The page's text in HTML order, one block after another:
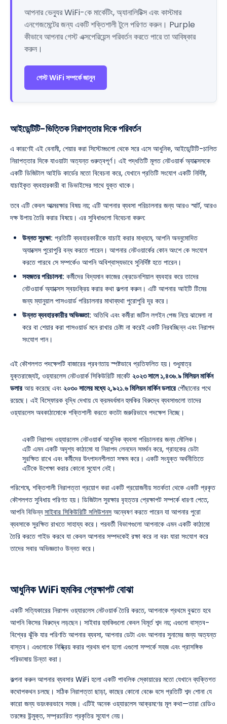
আপনার ভেন্যুর WiFi-কে মার্কেটিং, অ্যানালিটিক্স এবং কাস্টমার
এনগেজমেন্টের জন্য একটি শক্তিশালী টুলে পরিণত করুন। Purple
কীভাবে আপনার গেস্ট এক্সপেরিয়েন্স পরিবর্তন করতে পারে তা আবিষ্কার
করুন।
গেস্ট WiFi সম্পর্কে জানুন
আইডেন্টিটি-ভিত্তিক নিরাপত্তার দিকে পরিবর্তন
এ কারণেই এই বেনামী, শেয়ার করা সিস্টেমগুলো থেকে সরে এসে আধুনিক, আইডেন্টিটি-চালিত
নিরাপত্তার দিকে যাওয়াটা অত্যন্ত গুরুত্বপূর্ণ। এই পদ্ধতিটি মূলত নেটওয়ার্ক অ্যাক্সেসকে
একটি ডিজিটাল আইডি কার্ডের মতো বিবেচনা করে, যেখানে প্রতিটি সংযোগ একটি নির্দিষ্ট,
যাচাইকৃত ব্যবহারকারী বা ডিভাইসের সাথে যুক্ত থাকে।
তবে এটি কেবল আত্মরক্ষার বিষয় নয়; এটি আপনার ব্যবসা পরিচালনার জন্য আরও স্মার্ট, আরও
দক্ষ উপায় তৈরি করার বিষয়ে। এর সুবিধাগুলো বিবেচনা করুন:
উন্নত সুরক্ষা: প্রতিটি ব্যবহারকারীকে যাচাই করার মাধ্যমে, আপনি অননুমোদিত
অ্যাক্সেস পুরোপুরি বন্ধ করতে পারেন। আপনার নেটওয়ার্কের কোন অংশে কে সংযোগ
করতে পারবে সে সম্পর্কেও আপনি অবিশ্বাস্যভাবে সুনির্দিষ্ট হতে পারেন।
সহজতর পরিচালনা: কর্মীদের বিদ্যমান কাজের ক্রেডেনশিয়াল ব্যবহার করে তাদের
নেটওয়ার্ক অ্যাক্সেস স্বয়ংক্রিয় করার কথা কল্পনা করুন। এটি আপনার আইটি টিমের
জন্য ম্যানুয়াল পাসওয়ার্ড পরিচালনার মাথাব্যথা পুরোপুরি দূর করে।
উন্নত ব্যবহারকারীর অভিজ্ঞতা: অতিথি এবং কর্মীরা জটিল লগইন পেজ নিয়ে ঝামেলা না
করে বা শেয়ার করা পাসওয়ার্ড মনে রাখার চেষ্টা না করেই একটি নিরবচ্ছিন্ন এবং নিরাপদ
সংযোগ পান।
এই কৌশলগত পদক্ষেপটি বাজারের প্রবণতায় স্পষ্টভাবে প্রতিফলিত হয়। শুধুমাত্র
যুক্তরাজ্যেই, ওয়্যারলেস নেটওয়ার্ক সিকিউরিটি মার্কেট ২০২৩ সালে ১,৪৩৬.৯ মিলিয়ন মার্কিন
ডলারআয় করেছে এবং ২০৩০ সালের মধ্যে ২,৯২১.৬ মিলিয়ন মার্কিন ডলারেপৌঁছানোর পথে
রয়েছে। এই বিস্ফোরক বৃদ্ধি দেখায় যে ক্রমবর্ধমান হুমকির বিরুদ্ধে ব্যবসাগুলো তাদের
ওয়্যারলেস অবকাঠামোকে শক্তিশালী করতে কতটা জরুরিভাবে পদক্ষেপ নিচ্ছে।
একটি নিরাপদ ওয়্যারলেস নেটওয়ার্ক আধুনিক ব্যবসা পরিচালনার জন্য মৌলিক।
এটি এমন একটি অদৃশ্য কাঠামো যা নিরাপদ লেনদেন সমর্থন করে, গ্রাহকের ডেটা
সুরক্ষিত রাখে এবং কর্মীদের উৎপাদনশীলতা সক্ষম করে। একটি সংযুক্ত অর্থনীতিতে
এটিকে উপেক্ষা করার কোনো সুযোগ নেই।
পরিশেষে, শক্তিশালী নিরাপত্তা প্রয়োগ করা একটি প্রয়োজনীয় সতর্কতা থেকে একটি প্রকৃত
কৌশলগত সুবিধায় পরিণত হয়। ডিজিটাল সুরক্ষার বৃহত্তর প্রেক্ষাপট সম্পর্কে ধারণা পেতে,
আপনি বিভিন্নসাইবার সিকিউরিটি সলিউশনস অন্বেষণ করতে পারেন যা আপনার পুরো
ব্যবসাকে সুরক্ষিত রাখতে সাহায্য করে। পরবর্তী বিভাগগুলো আপনাকে এমন একটি কাঠামো
তৈরি করতে গাইড করবে যা কেবল আপনার সম্পদকেই রক্ষা করে না বরং যারা সংযোগ করে
তাদের সবার অভিজ্ঞতাও উন্নত করে।
আধুনিক WiFi হুমকির প্রেক্ষাপট বোঝা
একটি সত্যিকারের নিরাপদ ওয়্যারলেস নেটওয়ার্ক তৈরি করতে, আপনাকে প্রথমে বুঝতে হবে
আপনি কিসের বিরুদ্ধে লড়ছেন। সাইবার হুমকিগুলো কেবল বিমূর্ত শব্দ নয়; এগুলো বাস্তব-
বিশ্বের ঝুঁকি যার পরিণতি আপনার ব্যবসা, আপনার ডেটা এবং আপনার সুনামের জন্য অত্যন্ত
বাস্তব। এগুলোকে নিষ্ক্রিয় করার প্রথম ধাপ হলো এগুলো সম্পর্কে সহজ এবং প্রাসঙ্গিক
পরিভাষায় চিন্তা করা।
কল্পনা করুন আপনার ব্যবসার WiFi হলো একটি পাবলিক স্কোয়ারের মতো যেখানে ব্যক্তিগত
কথোপকথন চলছে। সঠিক নিরাপত্তা ছাড়া, কাছের কোনো বেঞ্চে বসে প্রতিটি শব্দ শোনা যে
কারো জন্য ভয়ংকরভাবে সহজ। এটিই অনেক ওয়্যারলেস আক্রমণের মূল কথা—তারা রেডিও
তরঙ্গের উন্মুক্ত, সম্প্রচারিত প্রকৃতির সুযোগ নেয়।